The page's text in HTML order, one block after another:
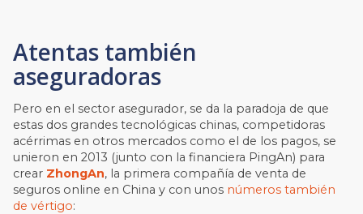
Atentas también
aseguradoras
Pero en el sector asegurador, se da la paradoja de que
estas dos grandes tecnológicas chinas, competidoras
acérrimas en otros mercados como el de los pagos, se
unieron en 2013 (junto con la financiera PingAn) para
crear ZhongAn, la primera compañía de venta de
seguros online en China y con unos números también
de vértigo: